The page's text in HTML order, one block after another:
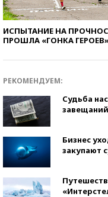
ИСПЫТАНИЕ НА
ПРОШЛА «ГОНКА ГЕРОЕВ»
РЕКОМЕНДУЕМ:
Судьба
завещаний
Бизнес
закупают